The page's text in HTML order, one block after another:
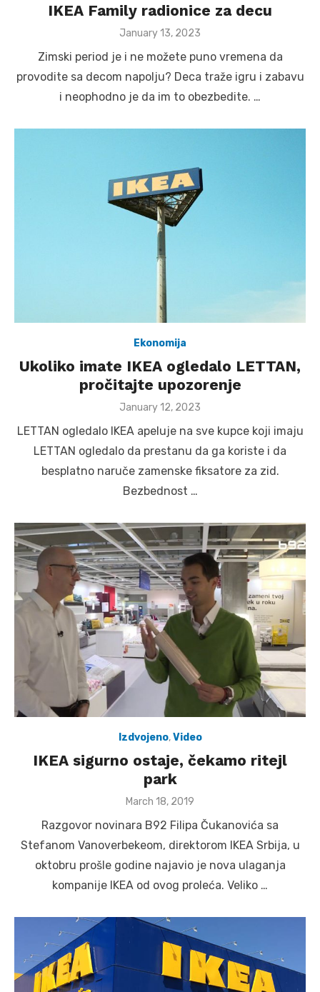
IKEA Family radionice za decu
Posted
January 13, 2023
Zimski period je i ne možete puno vremena da
provodite sa decom napolju? Deca traže igru i zabavu
i neophodno je da im to obezbedite. …
Ekonomija
Ukoliko imate IKEA ogledalo LETTAN,
pročitajte upozorenje
Posted
January 12, 2023
LETTAN ogledalo IKEA apeluje na sve kupce koji imaju
LETTAN ogledalo da prestanu da ga koriste i da
besplatno naruče zamenske fiksatore za zid.
Bezbednost …
Izdvojeno,Video
IKEA sigurno ostaje, čekamo ritejl
park
Posted
March 18, 2019
Razgovor novinara B92 Filipa Čukanovića sa
Stefanom Vanoverbekeom, direktorom IKEA Srbija, u
oktobru prošle godine najavio je nova ulaganja
kompanije IKEA od ovog proleća. Veliko …